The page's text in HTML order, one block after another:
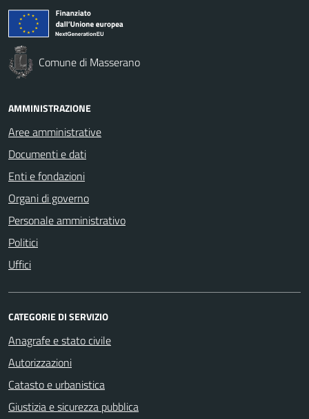
Comune di Masserano
AMMINISTRAZIONE
Aree amministrative
Documenti e dati
Enti e fondazioni
Organi di governo
Personale amministrativo
Politici
Uffici
CATEGORIE DI SERVIZIO
Anagrafe e stato civile
Autorizzazioni
Catasto e urbanistica
Giustizia e sicurezza pubblica